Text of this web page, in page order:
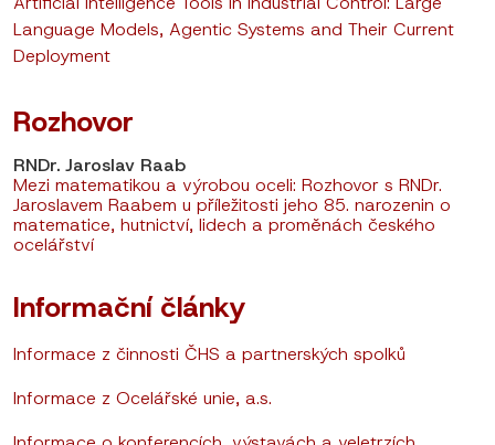
Language Models, Agentic Systems and Their Current
Deployment
Rozhovor
RNDr. Jaroslav Raab
Mezi matematikou a výrobou oceli: Rozhovor s RNDr.
Jaroslavem Raabem u příležitosti jeho 85. narozenin o
matematice, hutnictví, lidech a proměnách českého
ocelářství
Informační články
Informace z činnosti ČHS a partnerských spolků
Informace z Ocelářské unie, a.s.